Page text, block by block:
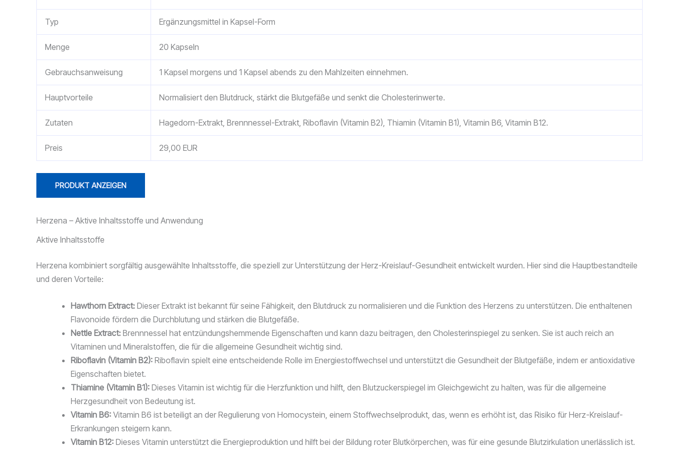
Typ Ergänzungsmittel in Kapsel-Form
Menge 20 Kapseln
Gebrauchsanweisung 1 Kapsel morgens und 1 Kapsel abends zu den Mahlzeiten einnehmen.
Hauptvorteile Normalisiert den Blutdruck, stärkt die Blutgefäße und senkt die Cholesterinwerte.
Zutaten Hagedorn-Extrakt, Brennnessel-Extrakt, Riboflavin (Vitamin B2), Thiamin (Vitamin B1), Vitamin B6, Vitamin B12.
Preis 29,00 EUR
PRODUKT ANZEIGEN
Herzena – Aktive Inhaltsstoffe und Anwendung
Aktive Inhaltsstoffe
Herzena kombiniert sorgfältig ausgewählte Inhaltsstoffe, die speziell zur Unterstützung der Herz-Kreislauf-Gesundheit entwickelt wurden. Hier sind die Hauptbestandteile
und deren Vorteile:
Hawthorn Extract: Dieser Extrakt ist bekannt für seine Fähigkeit, den Blutdruck zu normalisieren und die Funktion des Herzens zu unterstützen. Die enthaltenen
Flavonoide fördern die Durchblutung und stärken die Blutgefäße.
Nettle Extract: Brennnessel hat entzündungshemmende Eigenschaften und kann dazu beitragen, den Cholesterinspiegel zu senken. Sie ist auch reich an
Vitaminen und Mineralstoffen, die für die allgemeine Gesundheit wichtig sind.
Riboflavin (Vitamin B2): Riboflavin spielt eine entscheidende Rolle im Energiestoffwechsel und unterstützt die Gesundheit der Blutgefäße, indem er antioxidative
Eigenschaften bietet.
Thiamine (Vitamin B1): Dieses Vitamin ist wichtig für die Herzfunktion und hilft, den Blutzuckerspiegel im Gleichgewicht zu halten, was für die allgemeine
Herzgesundheit von Bedeutung ist.
Vitamin B6: Vitamin B6 ist beteiligt an der Regulierung von Homocystein, einem Stoffwechselprodukt, das, wenn es erhöht ist, das Risiko für Herz-Kreislauf-
Erkrankungen steigern kann.
Vitamin B12: Dieses Vitamin unterstützt die Energieproduktion und hilft bei der Bildung roter Blutkörperchen, was für eine gesunde Blutzirkulation unerlässlich ist.